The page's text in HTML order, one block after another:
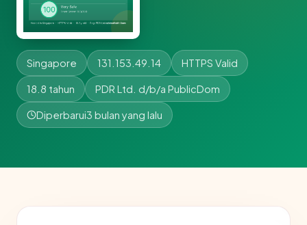
Singapore 131.153.49.14 HTTPS Valid
18.8 tahun PDR Ltd. d/b/a PublicDom
Diperbarui3 bulan yang lalu